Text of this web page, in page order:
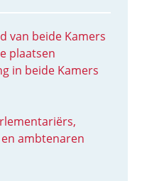
van beide Kamers
plaatsen
in beide Kamers
ambtenaren